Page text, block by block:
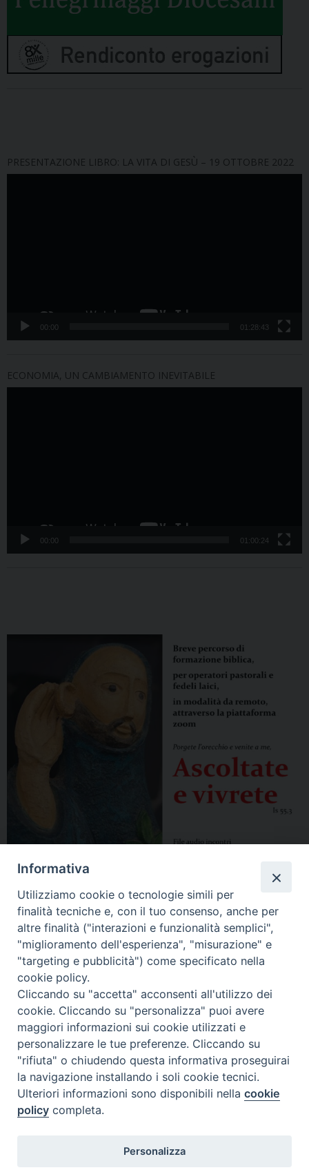
PRESENTAZIONE LIBRO: LA VITA DI GESÙ – 19 OTTOBRE 2022
00:00 01:28:43
ECONOMIA, UN CAMBIAMENTO INEVITABILE
00:00 01:00:24
Informativa
Utilizziamo cookie o tecnologie simili per
finalità tecniche e, con il tuo consenso, anche per
altre finalità ("interazioni e funzionalità semplici",
"miglioramento dell'esperienza", "misurazione" e
"targeting e pubblicità") come specificato nella
cookie policy.
Cliccando su "accetta" acconsenti all'utilizzo dei
cookie. Cliccando su "personalizza" puoi avere
maggiori informazioni sui cookie utilizzati e
personalizzare le tue preferenze. Cliccando su
"rifiuta" o chiudendo questa informativa proseguirai
la navigazione installando i soli cookie tecnici.
Ulteriori informazioni sono disponibili nellacookie
policy completa.
Personalizza